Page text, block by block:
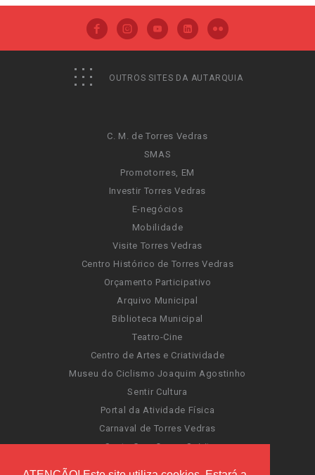
OUTROS SITES DA AUTARQUIA
C. M. de Torres Vedras
SMAS
Promotorres, EM
Investir Torres Vedras
E-negócios
Mobilidade
Visite Torres Vedras
Centro Histórico de Torres Vedras
Orçamento Participativo
Arquivo Municipal
Biblioteca Municipal
Teatro-Cine
Centro de Artes e Criatividade
Museu do Ciclismo Joaquim Agostinho
Sentir Cultura
Portal da Atividade Física
Carnaval de Torres Vedras
Santa Cruz Ocean Spirit